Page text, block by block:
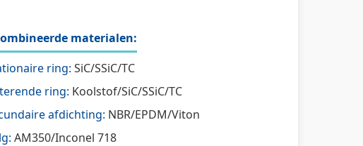
materialen:
ring: SiC/SSiC/TC
ring: Koolstof/SiC/SSiC/TC
afdichting: NBR/EPDM/Viton
AM350/Inconel 718